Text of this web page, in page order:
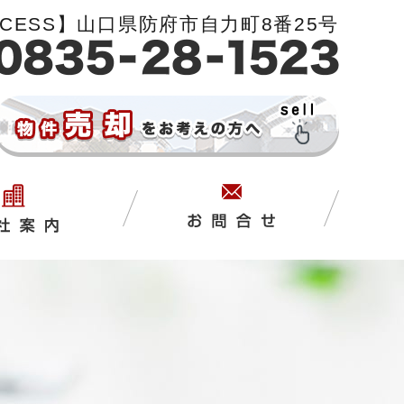
】山口県防府市自力町8番25号